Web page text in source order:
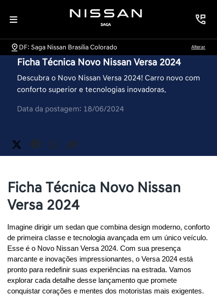
DF: Saga Nissan Brasília Colorado Alterar
Ficha Técnica Novo Nissan Versa 2024
Descubra o Novo Nissan Versa 2024! Carro novo com
conforto superior e tecnologias inovadoras.
Data da postagem: 18/06/2024
Ficha Técnica Novo Nissan
Versa 2024
Imagine dirigir um sedan que combina design moderno, conforto
de primeira classe e tecnologia avançada em um único veículo.
Esse é o Novo Nissan Versa 2024. Com sua presença
marcante e inovações impressionantes, o Versa 2024 está
pronto para redefinir suas experiências na estrada. Vamos
explorar cada detalhe desse lançamento que promete
conquistar corações e mentes dos motoristas mais exigentes.